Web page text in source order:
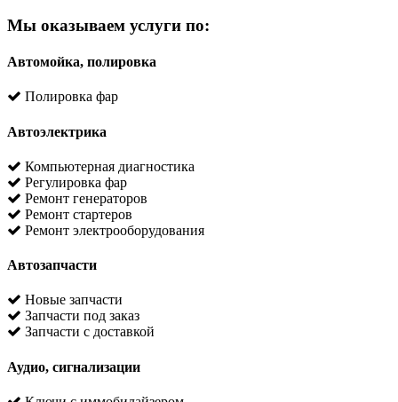
Мы оказываем услуги по:
Автомойка, полировка
Полировка фар
Автоэлектрика
Компьютерная диагностика
Регулировка фар
Ремонт генераторов
Ремонт стартеров
Ремонт электрооборудования
Автозапчасти
Новые запчасти
Запчасти под заказ
Запчасти с доставкой
Аудио, сигнализации